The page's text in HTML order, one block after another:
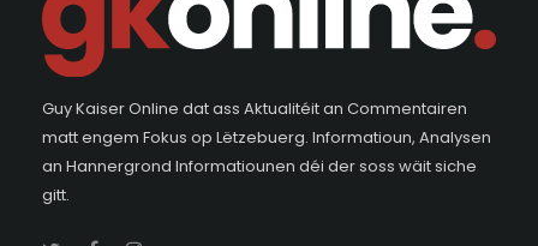
Guy Kaiser Online dat ass Aktualitéit an Commentairen
matt engem Fokus op Lëtzebuerg. Informatioun, Analysen
an Hannergrond Informatiounen déi der soss wäit siche
gitt.